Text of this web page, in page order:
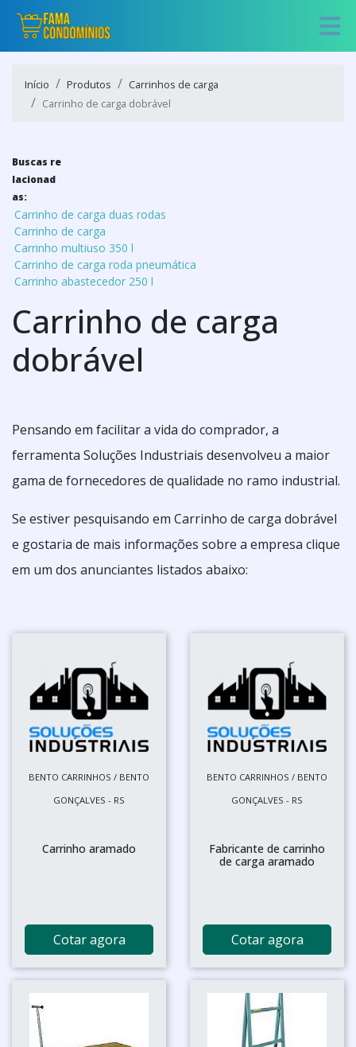
Início Produtos
Carrinhos de carga
Carrinho de carga dobrável
Buscas re
lacionad
as:
Carrinho de carga duas rodas
Carrinho de carga
Carrinho multiuso 350 l
Carrinho de carga roda pneumática
Carrinho abastecedor 250 l
Carrinho de carga
dobrável
Pensando em facilitar a vida do comprador, a
ferramenta Soluções Industriais desenvolveu a maior
gama de fornecedores de qualidade no ramo industrial.
Se estiver pesquisando em Carrinho de carga dobrável
e gostaria de mais informações sobre a empresa clique
em um dos anunciantes listados abaixo:
BENTO CARRINHOS / BENTO
GONÇALVES - RS
Carrinho aramado
Cotar agora
BENTO CARRINHOS / BENTO
GONÇALVES - RS
Fabricante de carrinho
de carga aramado
Cotar agora